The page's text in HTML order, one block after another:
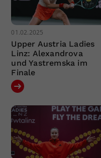
01.02.2025
Upper Austria Ladies
Linz: Alexandrova
und Yastremska im
Finale